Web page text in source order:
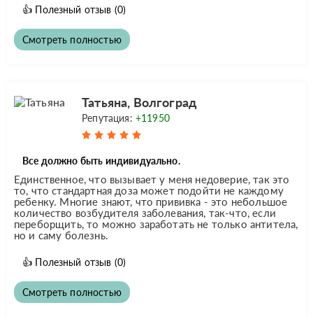
👍 Полезный отзыв (0)
Смотреть полностью
Татьяна, Волгоград
Репутация: +11950
Все должно быть индивидуально.
Единственное, что вызывает у меня недоверие, так это
то, что стандартная доза может подойти не каждому
ребенку. Многие знают, что прививка - это небольшое
количество возбудителя заболевания, так-что, если
переборщить, то можно заработать не только антитела,
но и саму болезнь.
👍 Полезный отзыв (0)
Смотреть полностью